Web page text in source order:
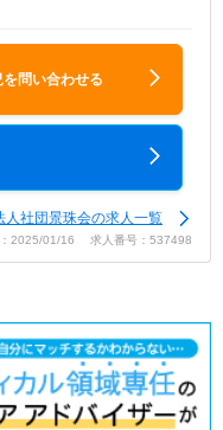
問い合わせる
人社団景珠会の求人一覧
2025/01/16 求人番号：537498